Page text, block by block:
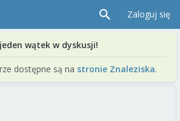
Zaloguj się
wątek w dyskusji!
dostępne są na stronie Znaleziska.